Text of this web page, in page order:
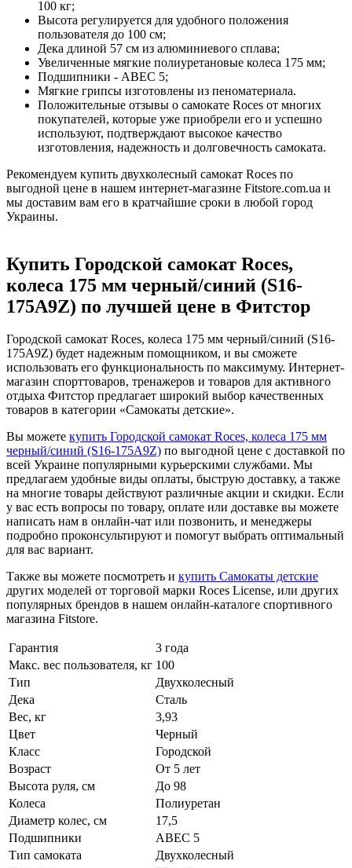
100 кг;
Высота регулируется для удобного положения
пользователя до 100 см;
Дека длиной 57 см из алюминиевого сплава;
Увеличенные мягкие полиуретановые колеса 175 мм;
Подшипники - АВЕС 5;
Мягкие грипсы изготовлены из пеноматериала.
Положительные отзывы о самокате Roces от многих
покупателей, которые уже приобрели его и успешно
используют, подтверждают высокое качество
изготовления, надежность и долговечность самоката.
Рекомендуем купить двухколесный самокат Roces по
выгодной цене в нашем интернет-магазине Fitstore.com.ua и
мы доставим вам его в кратчайшие сроки в любой город
Украины.
Купить Городской самокат Roces,
колеса 175 мм черный/синий (S16-
175A9Z) по лучшей цене в Фитстор
Городской самокат Roces, колеса 175 мм черный/синий (S16-
175A9Z) будет надежным помощником, и вы сможете
использовать его функциональность по максимуму. Интернет-
магазин спорттоваров, тренажеров и товаров для активного
отдыха Фитстор предлагает широкий выбор качественных
товаров в категории «Самокаты детские».
Вы можете купить Городской самокат Roces, колеса 175 мм
черный/синий (S16-175A9Z) по выгодной цене с доставкой по
всей Украине популярными курьерскими службами. Мы
предлагаем удобные виды оплаты, быструю доставку, а также
на многие товары действуют различные акции и скидки. Если
у вас есть вопросы по товару, оплате или доставке вы можете
написать нам в онлайн-чат или позвонить, и менеджеры
подробно проконсультируют и помогут выбрать оптимальный
для вас вариант.
Также вы можете посмотреть и купить Самокаты детские
других моделей от торговой марки Roces License, или других
популярных брендов в нашем онлайн-каталоге спортивного
магазина Fitstore.
Гарантия
3 года
Макс. вес пользователя, кг 100
Тип
Двухколесный
Дека
Сталь
Вес, кг
3,93
Цвет
Черный
Класс
Городской
Возраст
От 5 лет
Высота руля, см
До 98
Колеса
Полиуретан
Диаметр колес, см
17,5
Подшипники
ABEC 5
Тип самоката
Двухколесный